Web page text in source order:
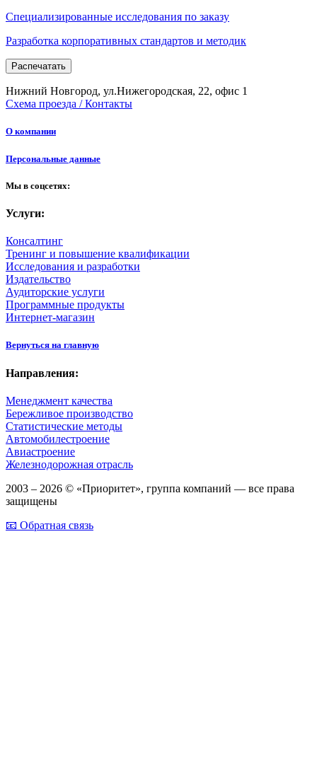
Специализированные исследования по заказу
Разработка корпоративных стандартов и методик
Распечатать
Нижний Новгород, ул.Нижегородская, 22, офис 1
Схема проезда / Контакты
О компании
Персональные данные
Мы в соцсетях:
Услуги:
Консалтинг
Тренинг и повышение квалификации
Исследования и разработки
Издательство
Аудиторские услуги
Программные продукты
Интернет-магазин
Вернуться на главную
Направления:
Менеджмент качества
Бережливое производство
Статистические методы
Автомобилестроение
Авиастроение
Железнодорожная отрасль
2003 – 2026 © «Приоритет», группа компаний — все права
защищены
📧 Обратная связь